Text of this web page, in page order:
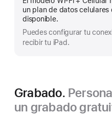
un plan de datos
disponible.
Puedes configurar tu
recibir tu iPad.
más
Grabado.
un grabado